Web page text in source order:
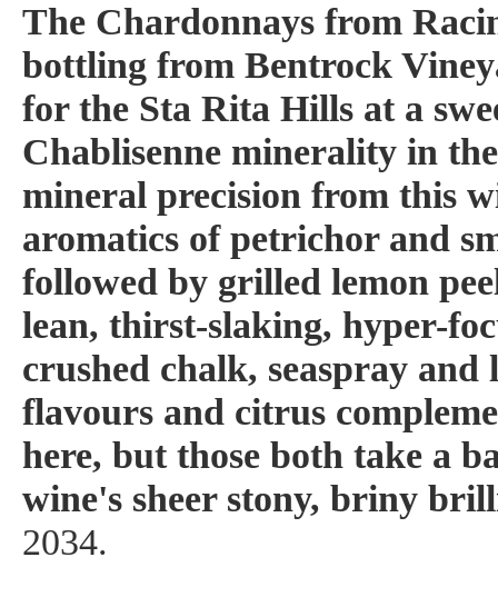
The Chardonnays from
bottling from Bentrock
for the Sta Rita Hills at a
Chablisenne minerality in
mineral precision from this
aromatics of petrichor and
followed by grilled lemon
lean, thirst-slaking, hyper-
crushed chalk, seaspray and
flavours and citrus
here, but those both take a
wine's sheer stony, briny
2034.